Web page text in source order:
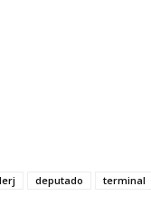
deputado terminal